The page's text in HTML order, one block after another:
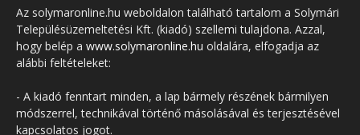
Az solymaronline.hu weboldalon található tartalom a Solymári
Településüzemeltetési Kft. (kiadó) szellemi tulajdona. Azzal,
hogy belép a www.solymaronline.hu oldalára, elfogadja az
alábbi feltételeket:
- A kiadó fenntart minden, a lap bármely részének bármilyen
módszerrel, technikával történő másolásával és terjesztésével
kapcsolatos jogot.